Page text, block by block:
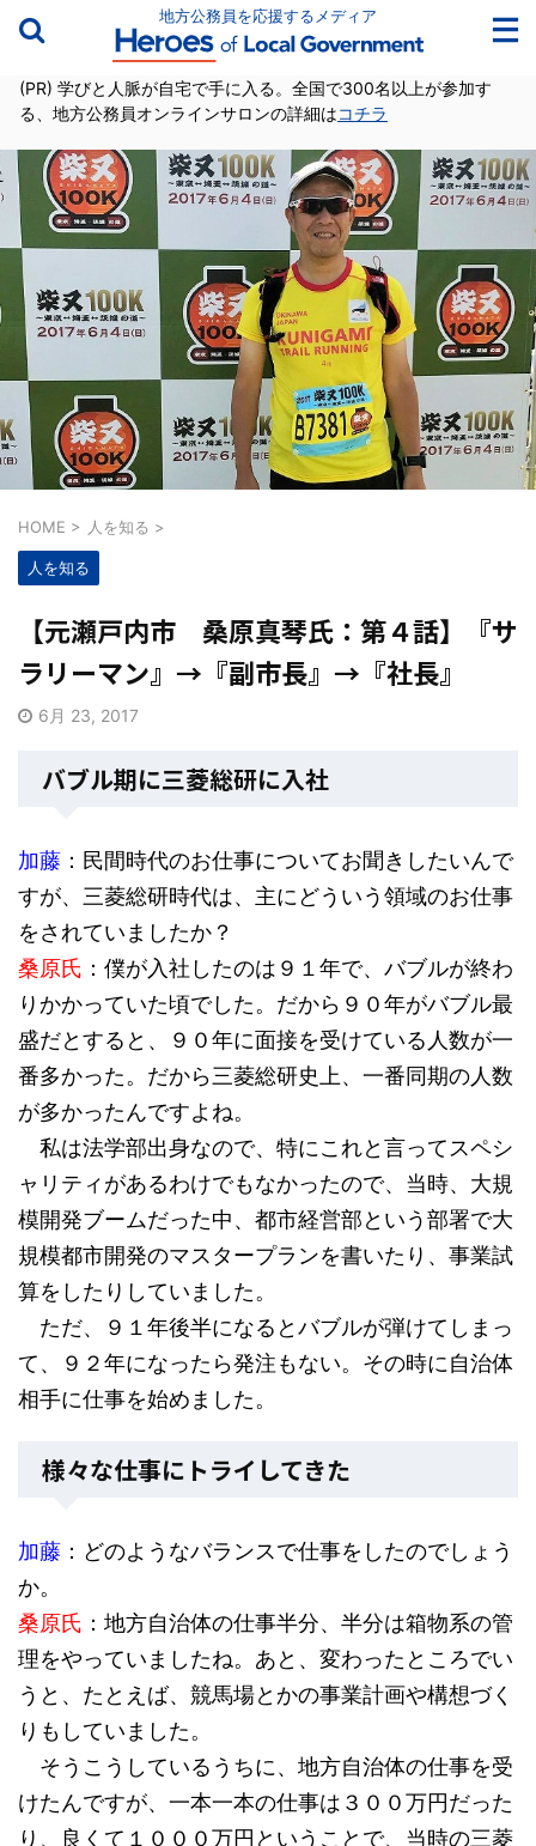
地方公務員を応援するメディア
(PR) 学びと人脈が自宅で手に入る。全国で300名以上が参加す
る、地方公務員オンラインサロンの詳細はコチラ
HOME > 人を知る >
人を知る
【元瀬戸内市 桑原真琴氏：第４話】『サ
ラリーマン』→『副市長』→『社長』
6月 23, 2017
バブル期に三菱総研に入社
加藤 ：民間時代のお仕事についてお聞きしたいんで
すが、三菱総研時代は、主にどういう領域のお仕事
をされていましたか？
桑原氏 ：僕が入社したのは９１年で、バブルが終わ
りかかっていた頃でした。だから９０年がバブル最
盛だとすると、９０年に面接を受けている人数が一
番多かった。だから三菱総研史上、一番同期の人数
が多かったんですよね。
私は法学部出身なので、特にこれと言ってスペシ
ャリティがあるわけでもなかったので、当時、大規
模開発ブームだった中、都市経営部という部署で大
規模都市開発のマスタープランを書いたり、事業試
算をしたりしていました。
ただ、９１年後半になるとバブルが弾けてしまっ
て、９２年になったら発注もない。その時に自治体
相手に仕事を始めました。
様々な仕事にトライしてきた
加藤 ：どのようなバランスで仕事をしたのでしょう
か。
桑原氏 ：地方自治体の仕事半分、半分は箱物系の管
理をやっていましたね。あと、変わったところでい
うと、たとえば、競馬場とかの事業計画や構想づく
りもしていました。
そうこうしているうちに、地方自治体の仕事を受
けたんですが、一本一本の仕事は３００万円だった
り、良くて１０００万円ということで、当時の三菱